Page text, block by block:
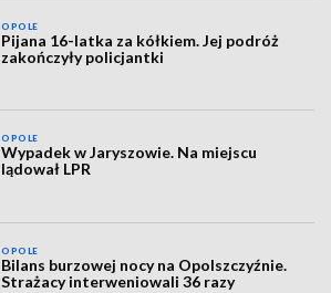
OPOLE
Pijana 16-latka za kółkiem. Jej podróż
zakończyły policjantki
OPOLE
Wypadek w Jaryszowie. Na miejscu
lądował LPR
OPOLE
Bilans burzowej nocy na Opolszczyźnie.
Strażacy interweniowali 36 razy